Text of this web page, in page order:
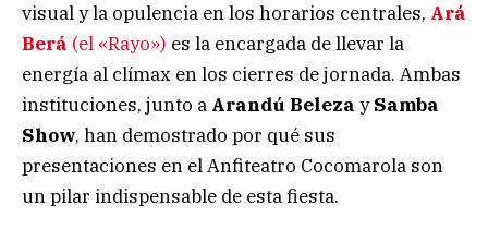
visual y la opulencia en los horarios centrales, Ará
Berá (el «Rayo») es la encargada de llevar la
energía al clímax en los cierres de jornada. Ambas
instituciones, junto a Arandú Beleza ySamba
Show, han demostrado por qué sus
presentaciones en el Anfiteatro Cocomarola son
un pilar indispensable de esta fiesta.